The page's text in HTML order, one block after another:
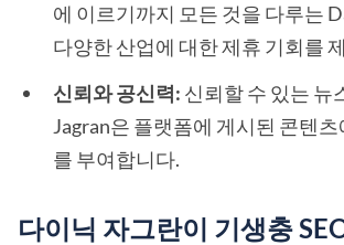
에 이르기까지 모든 것을 다루는
다양한 산업에 대한 제휴 기회를
신뢰와 공신력: 신뢰할 수 있는 뉴
Jagran은 플랫폼에 게시된 콘텐
를 부여합니다.
다이닉 자그란이 기생충